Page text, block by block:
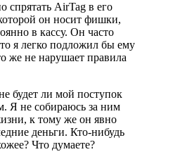
спрятать AirTag в его
он носит фишки,
в кассу. Он часто
я легко подложил бы ему
же не нарушает правила
будет ли мой поступок
Я не собираюсь за ним
к тому же он явно
деньги. Кто-нибудь
Что думаете?